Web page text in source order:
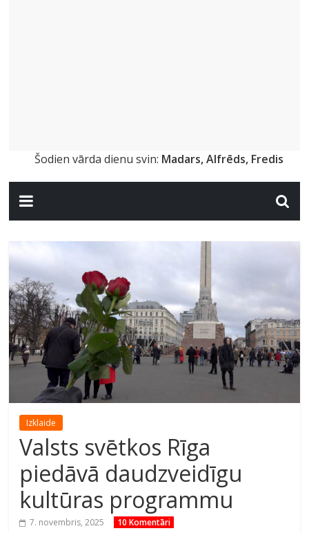
Šodien vārda dienu svin: Madars, Alfrēds, Fredis
Izklaide
Valsts svētkos Rīga
piedāvā daudzveidīgu
kultūras programmu
7. novembris, 2025 10 Komentāri